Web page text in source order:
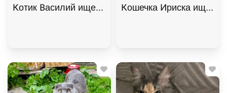
Котик Василий ищет дом. В дар!, Черный,
Кошечка Ириска ищет